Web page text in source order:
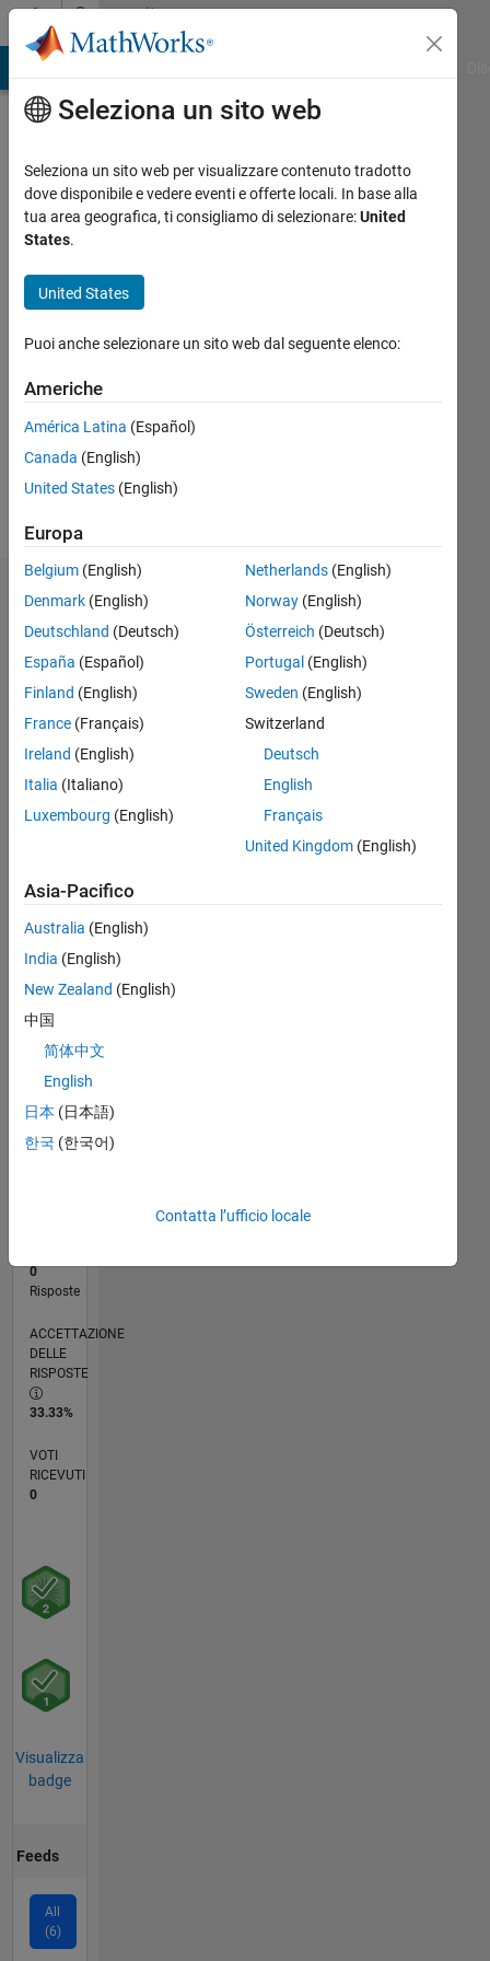
Vai al contenutoCommunity
Profile
Gülizar
Kaya
Attivo
Dashboard
M…
CONTRIBUTI
0
1
3
L
04/18
03/19
02/20
01/21
12/21
11/22
10/23
09/24
08/25
07/26
04/19
04/20
04/21
04/22
04/23
04/24
04/25
04/26
06/19
08/20
10/21
12/22
02/24
06/26
RANK
302.031
REPUTAZIONE
0
Risposte
ACCETTAZIONE
DELLE
RISPOSTE
33.33%
VOTI
RICEVUTI
0
Visualizza
badge
Feeds
All
(6)
Seleziona un sito web
Seleziona un sito web per visualizzare contenuto tradotto
dove disponibile e vedere eventi e offerte locali. In base alla
tua area geografica, ti consigliamo di selezionare:United
States.
United States
Puoi anche selezionare un sito web dal seguente elenco:
Americhe
América Latina (Español)
Canada (English)
United States (English)
Europa
Belgium (English)
Denmark (English)
Deutschland (Deutsch)
España (Español)
Finland (English)
France (Français)
Ireland (English)
Italia (Italiano)
Luxembourg (English)
Netherlands(English)
Norway(English)
Österreich (Deutsch)
Portugal (English)
Sweden (English)
Switzerland
Deutsch
English
Français
United Kingdom(English)
Asia-Pacifico
Australia (English)
India (English)
New Zealand (English)
中国
简体中文
English
日本 (日本語)
한국 (한국어)
Contatta l’ufficio locale